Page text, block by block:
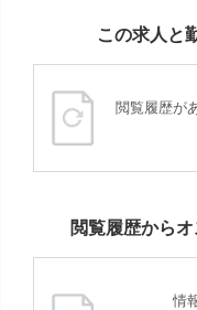
この求人と
閲覧履歴が
閲覧履歴から
情